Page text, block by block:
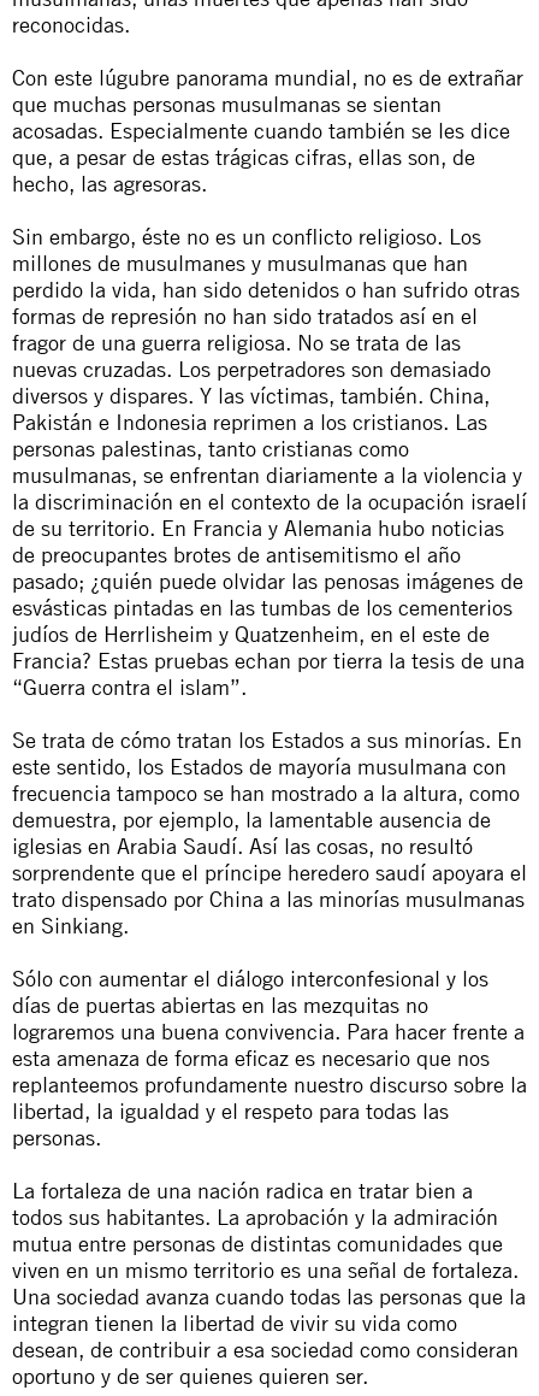
reconocidas.
Con este lúgubre panorama mundial, no es de extrañar
que muchas personas musulmanas se sientan
acosadas. Especialmente cuando también se les dice
que, a pesar de estas trágicas cifras, ellas son, de
hecho, las agresoras.
Sin embargo, éste no es un conflicto religioso. Los
millones de musulmanes y musulmanas que han
perdido la vida, han sido detenidos o han sufrido otras
formas de represión no han sido tratados así en el
fragor de una guerra religiosa. No se trata de las
nuevas cruzadas. Los perpetradores son demasiado
diversos y dispares. Y las víctimas, también. China,
Pakistán e Indonesia reprimen a los cristianos. Las
personas palestinas, tanto cristianas como
musulmanas, se enfrentan diariamente a la violencia y
la discriminación en el contexto de la ocupación israelí
de su territorio. En Francia y Alemania hubo noticias
de preocupantes brotes de antisemitismo el año
pasado; ¿quién puede olvidar las penosas imágenes de
esvásticas pintadas en las tumbas de los cementerios
judíos de Herrlisheim y Quatzenheim, en el este de
Francia? Estas pruebas echan por tierra la tesis de una
“Guerra contra el islam”.
Se trata de cómo tratan los Estados a sus minorías. En
este sentido, los Estados de mayoría musulmana con
frecuencia tampoco se han mostrado a la altura, como
demuestra, por ejemplo, la lamentable ausencia de
iglesias en Arabia Saudí. Así las cosas, no resultó
sorprendente que el príncipe heredero saudí apoyara el
trato dispensado por China a las minorías musulmanas
en Sinkiang.
Sólo con aumentar el diálogo interconfesional y los
días de puertas abiertas en las mezquitas no
lograremos una buena convivencia. Para hacer frente a
esta amenaza de forma eficaz es necesario que nos
replanteemos profundamente nuestro discurso sobre la
libertad, la igualdad y el respeto para todas las
personas.
La fortaleza de una nación radica en tratar bien a
todos sus habitantes. La aprobación y la admiración
mutua entre personas de distintas comunidades que
viven en un mismo territorio es una señal de fortaleza.
Una sociedad avanza cuando todas las personas que la
integran tienen la libertad de vivir su vida como
desean, de contribuir a esa sociedad como consideran
oportuno y de ser quienes quieren ser.